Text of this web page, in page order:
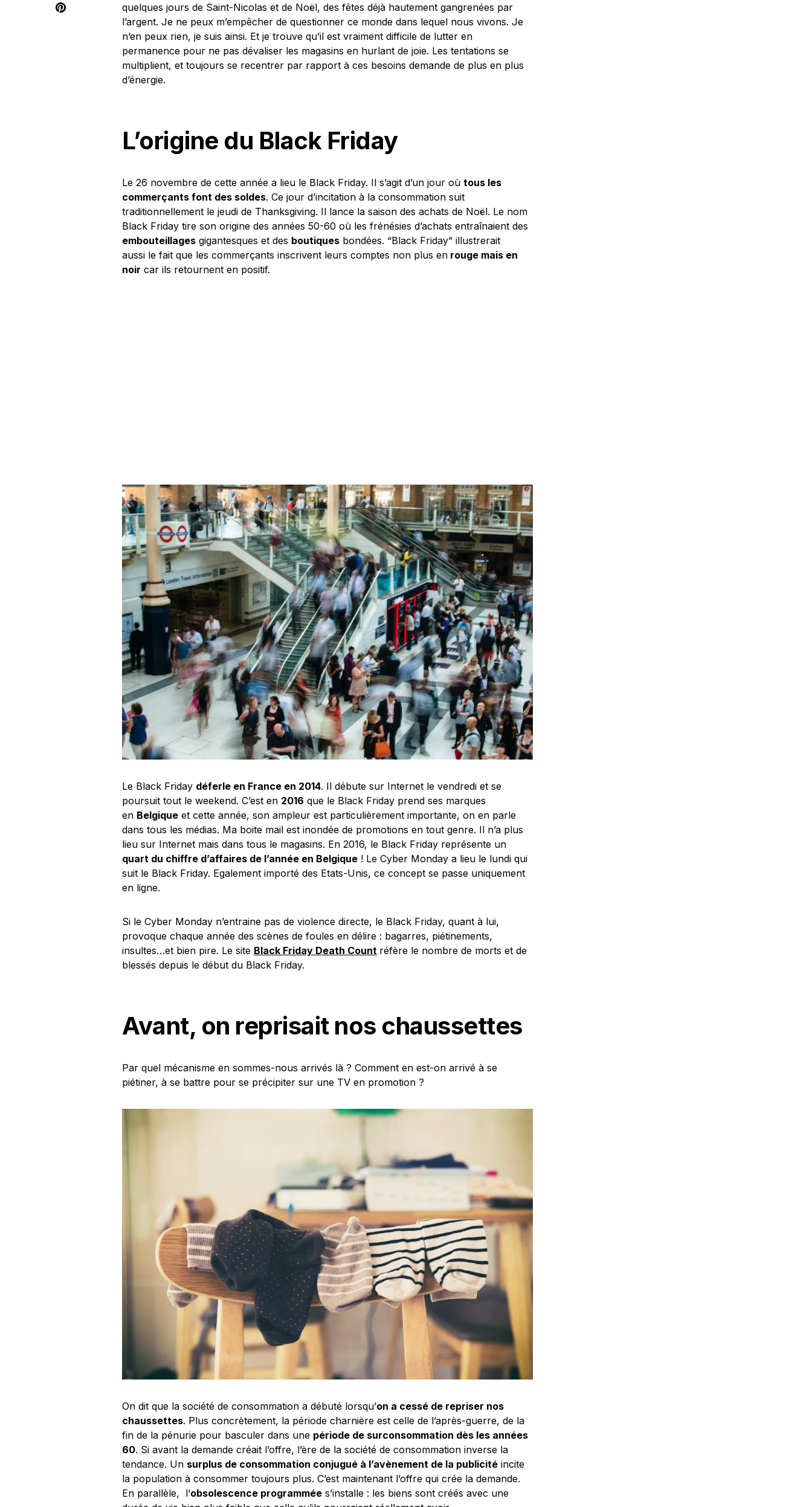
quelques jours de Saint-Nicolas et de Noël, des fêtes déjà hautement gangrenées par
l’argent. Je ne peux m’empêcher de questionner ce monde dans lequel nous vivons. Je
n’en peux rien, je suis ainsi. Et je trouve qu’il est vraiment difficile de lutter en
permanence pour ne pas dévaliser les magasins en hurlant de joie. Les tentations se
multiplient, et toujours se recentrer par rapport à ces besoins demande de plus en plus
d’énergie.
L’origine du Black Friday
Le 26 novembre de cette année a lieu le Black Friday. Il s’agit d’un jour où tous les
commerçants font des soldes. Ce jour d’incitation à la consommation suit
traditionnellement le jeudi de Thanksgiving. Il lance la saison des achats de Noël. Le nom
Black Friday tire son origine des années 50-60 où les frénésies d’achats entraînaient des
embouteillages gigantesques et des boutiques bondées. “Black Friday” illustrerait
aussi le fait que les commerçants inscrivent leurs comptes non plus en rouge mais en
noir car ils retournent en positif.
Le Black Friday déferle en France en 2014. Il débute sur Internet le vendredi et se
poursuit tout le weekend. C’est en 2016 que le Black Friday prend ses marques
en Belgique et cette année, son ampleur est particulièrement importante, on en parle
dans tous les médias. Ma boite mail est inondée de promotions en tout genre. Il n’a plus
lieu sur Internet mais dans tous le magasins. En 2016, le Black Friday représente un
quart du chiffre d’affaires de l’année en Belgique ! Le Cyber Monday a lieu le lundi qui
suit le Black Friday. Egalement importé des Etats-Unis, ce concept se passe uniquement
en ligne.
Si le Cyber Monday n’entraine pas de violence directe, le Black Friday, quant à lui,
provoque chaque année des scènes de foules en délire : bagarres, piétinements,
insultes…et bien pire. Le site Black Friday Death Count réfère le nombre de morts et de
blessés depuis le début du Black Friday.
Avant, on reprisait nos chaussettes
Par quel mécanisme en sommes-nous arrivés là ? Comment en est-on arrivé à se
piétiner, à se battre pour se précipiter sur une TV en promotion ?
On dit que la société de consommation a débuté lorsqu’on a cessé de repriser nos
chaussettes. Plus concrètement, la période charnière est celle de l’après-guerre, de la
fin de la pénurie pour basculer dans une période de surconsommation dès les années
60. Si avant la demande créait l’offre, l’ère de la société de consommation inverse la
tendance. Un surplus de consommation conjugué à l’avènement de la publicité incite
la population à consommer toujours plus. C’est maintenant l’offre qui crée la demande.
En parallèle, l’obsolescence programmée s’installe : les biens sont créés avec une